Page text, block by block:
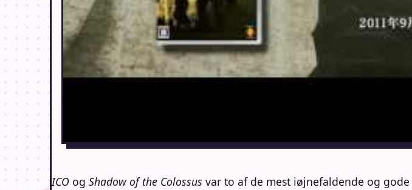
ICO og Shadow of the Colossus var to af de mest iøjnefaldende og